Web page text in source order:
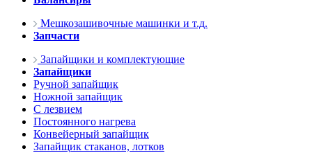
Мешкозашивочные машинки и т.д.
Запчасти
Запайщики и комплектующие
Запайщики
Ручной запайщик
Ножной запайщик
С лезвием
Постоянного нагрева
Конвейерный запайщик
Запайщик стаканов, лотков